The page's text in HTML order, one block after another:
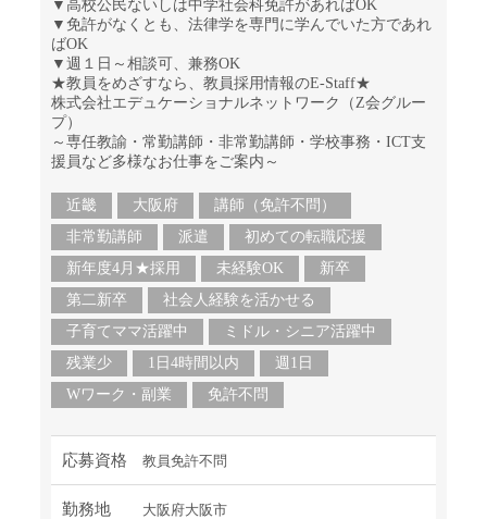
▼高校公民ないしは中学社会科免許があればOK
▼免許がなくとも、法律学を専門に学んでいた方であれ
ばOK
▼週１日～相談可、兼務OK
★教員をめざすなら、教員採用情報のE-Staff★
株式会社エデュケーショナルネットワーク（Z会グルー
プ）
～専任教諭・常勤講師・非常勤講師・学校事務・ICT支
援員など多様なお仕事をご案内～
近畿 大阪府
講師（免許不問）
非常勤講師
派遣
初めての転職応援
新年度4月★採用
未経験OK
新卒
第二新卒
社会人経験を活かせる
子育てママ活躍中
ミドル・シニア活躍中
残業少
1日4時間以内
週1日
Wワーク・副業
免許不問
応募資格 教員免許不問
勤務地 大阪府大阪市